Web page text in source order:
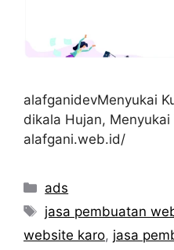
alafganidevMenyukai
dikala Hujan, Menyukai
alafgani.web.id/
Categories
ads
Tags
jasa pembuatan
website karo, jasa